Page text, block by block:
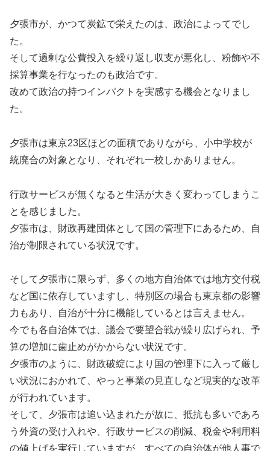
夕張市が、かつて炭鉱で栄えたのは、政治によってでし
た。
そして過剰な公費投入を繰り返し収支が悪化し、粉飾や不
採算事業を行なったのも政治です。
改めて政治の持つインパクトを実感する機会となりまし
た。
夕張市は東京23区ほどの面積でありながら、小中学校が
統廃合の対象となり、それぞれ一校しかありません。
行政サービスが無くなると生活が大きく変わってしまうこ
とを感じました。
夕張市は、財政再建団体として国の管理下にあるため、自
治が制限されている状況です。
そして夕張市に限らず、多くの地方自治体では地方交付税
など国に依存していますし、特別区の場合も東京都の影響
力もあり、自治が十分に機能しているとは言えません。
今でも各自治体では、議会で要望合戦が繰り広げられ、予
算の増加に歯止めがかからない状況です。
夕張市のように、財政破綻により国の管理下に入って厳し
い状況におかれて、やっと事業の見直しなど現実的な改革
が行われています。
そして、夕張市は追い込まれたが故に、抵抗も多いであろ
う外資の受け入れや、行政サービスの削減、税金や利用料
の値上げを実行していますが、すべての自治体が他人事で